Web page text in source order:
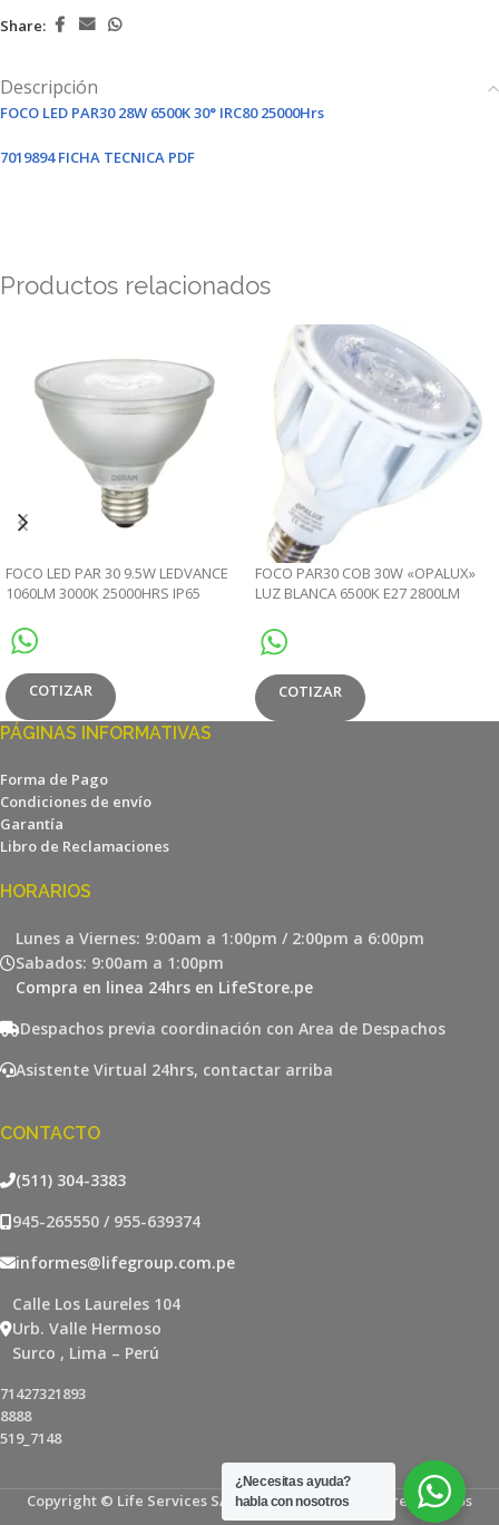
Share:
Descripción
FOCO LED PAR30 28W 6500K 30° IRC80 25000Hrs
7019894 FICHA TECNICA PDF
Productos relacionados
FOCO LED PAR 30 9.5W LEDVANCE
1060LM 3000K 25000HRS IP65
COTIZAR
FOCO PAR30 COB 30W «OPALUX»
LUZ BLANCA 6500K E27 2800LM
COTIZAR
PÁGINAS INFORMATIVAS
Forma de Pago
Condiciones de envío
Garantía
Libro de Reclamaciones
HORARIOS
Lunes a Viernes: 9:00am a 1:00pm / 2:00pm a 6:00pm
Sabados: 9:00am a 1:00pm
Compra en linea 24hrs en LifeStore.pe
Despachos previa coordinación con Area de Despachos
Asistente Virtual 24hrs, contactar arriba
CONTACTO
(511) 304-3383
945-265550 / 955-639374
informes@lifegroup.com.pe
Calle Los Laureles 104
Urb. Valle Hermoso
Surco , Lima – Perú
71427321893
8888
519_7148
Copyright © Life Services SAC - Todos los derechos reservados
¿Necesitas ayuda?
habla con nosotros